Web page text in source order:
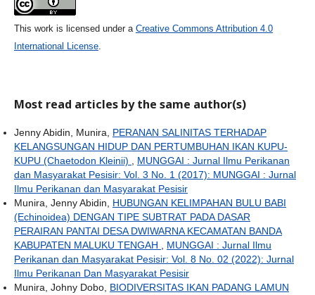
This work is licensed under a Creative Commons Attribution 4.0
International License.
Most read articles by the same author(s)
Jenny Abidin, Munira, PERANAN SALINITAS TERHADAP
KELANGSUNGAN HIDUP DAN PERTUMBUHAN IKAN KUPU-
KUPU (Chaetodon Kleinii)
MUNGGAI : Jurnal Ilmu Perikanan
dan Masyarakat Pesisir: Vol. 3 No. 1 (2017): MUNGGAI : Jurnal
Ilmu Perikanan dan Masyarakat Pesisir
Munira, Jenny Abidin, HUBUNGAN KELIMPAHAN BULU BABI
(Echinoidea) DENGAN TIPE SUBTRAT PADA DASAR
PERAIRAN PANTAI DESA DWIWARNA KECAMATAN BANDA
KABUPATEN MALUKU TENGAH
MUNGGAI : Jurnal Ilmu
Perikanan dan Masyarakat Pesisir: Vol. 8 No. 02 (2022): Jurnal
Ilmu Perikanan Dan Masyarakat Pesisir
Munira, Johny Dobo, BIODIVERSITAS IKAN PADANG LAMUN